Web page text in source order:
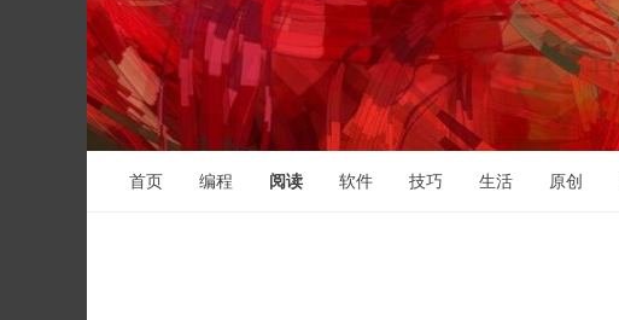
首页 编程 阅读 软件 技巧 生活 原创